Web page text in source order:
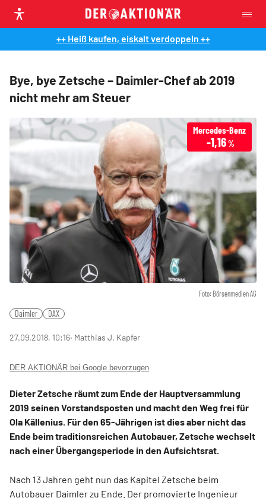
++ Heiß kaufen, eiskalt verdoppeln ++
Bye, bye Zetsche – Daimler-Chef ab 2019
nicht mehr am Steuer
Foto: Börsenmedien AG
Mercedes-Benz
-1,16%
Daimler DAX
27.09.2018, 10:16‧ Matthias J. Kapfer
DER AKTIONÄR bei Google bevorzugen
Dieter Zetsche räumt zum Ende der Hauptversammlung
2019 seinen Vorstandsposten und macht den Weg frei für
Ola Källenius. Für den 65-Jährigen ist dies aber nicht das
Ende beim traditionsreichen Autobauer, Zetsche wechselt
nach einer Übergangsperiode in den Aufsichtsrat.
Nach 13 Jahren geht nun das Kapitel Zetsche beim
Autobauer Daimler zu Ende. Der promovierte Ingenieur